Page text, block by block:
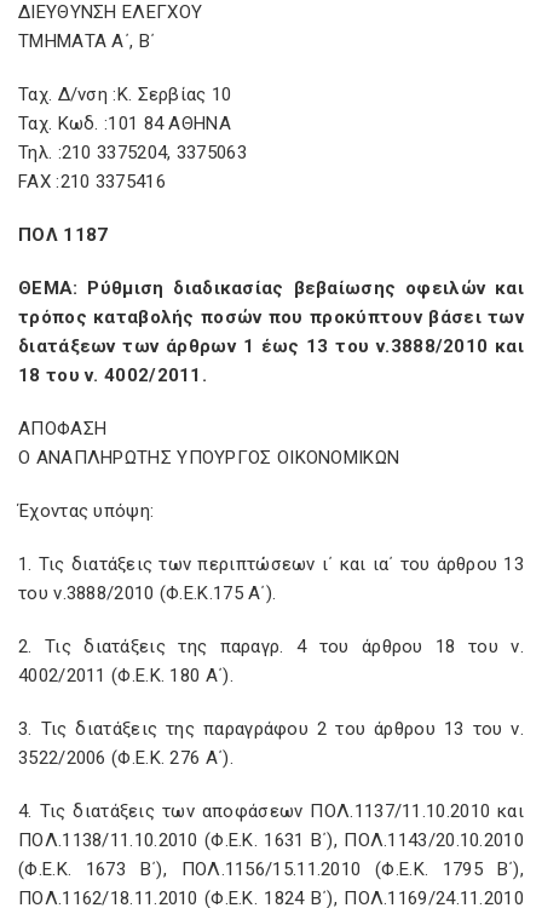
ΔΙΕΥΘΥΝΣΗ ΕΛΕΓΧΟΥ
ΤΜΗΜAΤΑ Α΄, B΄
Ταχ. Δ/νση :Κ. Σερβίας 10
Ταχ. Κωδ. :101 84 ΑΘΗΝΑ
Τηλ. :210 3375204, 3375063
FAX :210 3375416
ΠΟΛ 1187
ΘΕΜΑ: Ρύθμιση διαδικασίας βεβαίωσης οφειλών και
τρόπος καταβολής ποσών που προκύπτουν βάσει των
διατάξεων των άρθρων 1 έως 13 του ν.3888/2010 και
18 του ν. 4002/2011.
ΑΠΟΦΑΣΗ
Ο ΑΝΑΠΛΗΡΩΤΗΣ ΥΠΟΥΡΓΟΣ ΟΙΚΟΝΟΜΙΚΩΝ
Έχοντας υπόψη:
1. Τις διατάξεις των περιπτώσεων ι΄ και ια΄ του άρθρου 13
του ν.3888/2010 (Φ.Ε.Κ.175 Α΄).
2. Τις διατάξεις της παραγρ. 4 του άρθρου 18 του ν.
4002/2011 (Φ.Ε.Κ. 180 Α΄).
3. Τις διατάξεις της παραγράφου 2 του άρθρου 13 του ν.
3522/2006 (Φ.Ε.Κ. 276 Α΄).
4. Τις διατάξεις των αποφάσεων ΠΟΛ.1137/11.10.2010 και
ΠΟΛ.1138/11.10.2010 (Φ.Ε.Κ. 1631 Β΄), ΠΟΛ.1143/20.10.2010
(Φ.Ε.Κ. 1673 Β΄), ΠΟΛ.1156/15.11.2010 (Φ.Ε.Κ. 1795 Β΄),
ΠΟΛ.1162/18.11.2010 (Φ.Ε.Κ. 1824 Β΄), ΠΟΛ.1169/24.11.2010